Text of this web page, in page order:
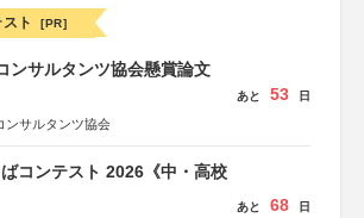
ト [PR]
ンサルタンツ協会懸賞論文
ンサルタンツ協会
あと 53 日
コンテスト 2026《中・高校
あと 68 日